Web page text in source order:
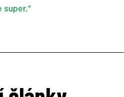
super,“